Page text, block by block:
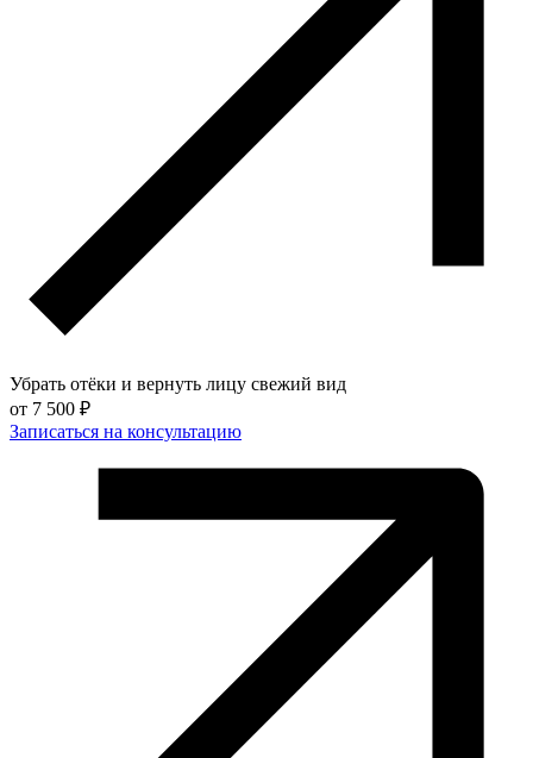
Убрать отёки и вернуть лицу свежий вид
от 7 500 ₽
Записаться на консультацию